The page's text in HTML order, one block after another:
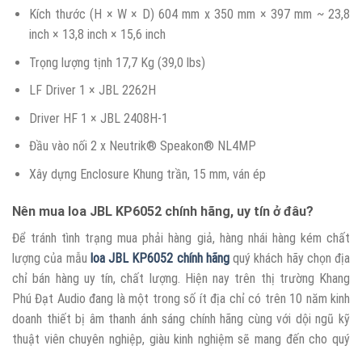
Kích thước (H × W × D) 604 mm x 350 mm × 397 mm ~ 23,8
inch × 13,8 inch × 15,6 inch
Trọng lượng tịnh 17,7 Kg (39,0 lbs)
LF Driver 1 × JBL 2262H
Driver HF 1 × JBL 2408H-1
Đầu vào nối 2 x Neutrik® Speakon® NL4MP
Xây dựng Enclosure Khung trần, 15 mm, ván ép
Nên mua loa JBL KP6052 chính hãng, uy tín ở đâu?
Để tránh tình trạng mua phải hàng giả, hàng nhái hàng kém chất
lượng của mẫu loa JBL KP6052 chính hãngquý khách hãy chọn địa
chỉ bán hàng uy tín, chất lượng. Hiện nay trên thị trường Khang
Phú Đạt Audio đang là một trong số ít địa chỉ có trên 10 năm kinh
doanh thiết bị âm thanh ánh sáng chính hãng cùng với dội ngũ kỹ
thuật viên chuyên nghiệp, giàu kinh nghiệm sẽ mang đến cho quý